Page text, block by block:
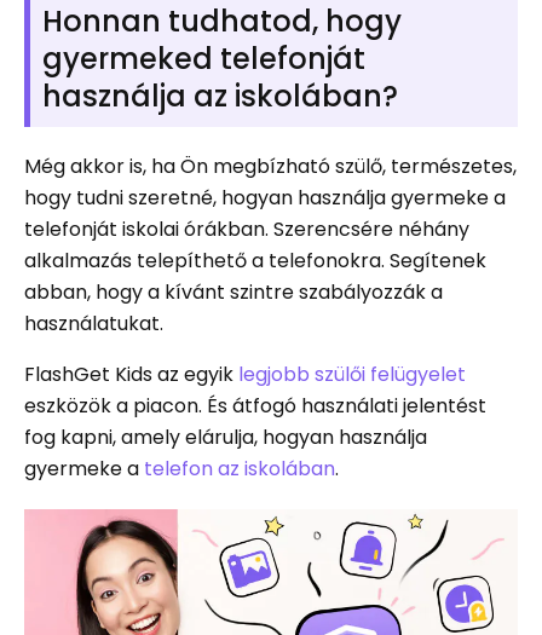
Honnan tudhatod, hogy
gyermeked telefonját
használja az iskolában?
Még akkor is, ha Ön megbízható szülő, természetes,
hogy tudni szeretné, hogyan használja gyermeke a
telefonját iskolai órákban. Szerencsére néhány
alkalmazás telepíthető a telefonokra. Segítenek
abban, hogy a kívánt szintre szabályozzák a
használatukat.
FlashGet Kids az egyik legjobb szülői felügyelet
eszközök a piacon. És átfogó használati jelentést
fog kapni, amely elárulja, hogyan használja
gyermeke a telefon az iskolában.